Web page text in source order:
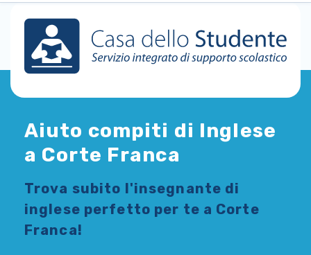
Aiuto compiti di Inglese
a Corte Franca
Trova subito l'insegnante di
inglese perfetto per te a Corte
Franca!